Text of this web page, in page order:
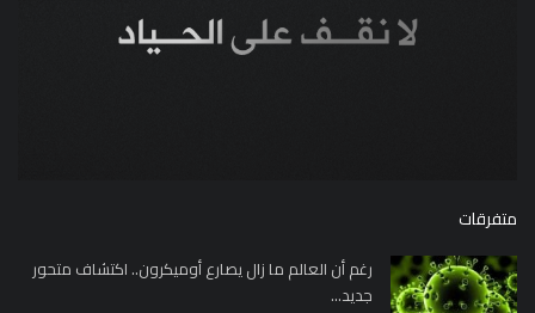
متفرقات
رغم أن العالم ما زال يصارع أوميكرون.. اكتشاف متحور
جديد...